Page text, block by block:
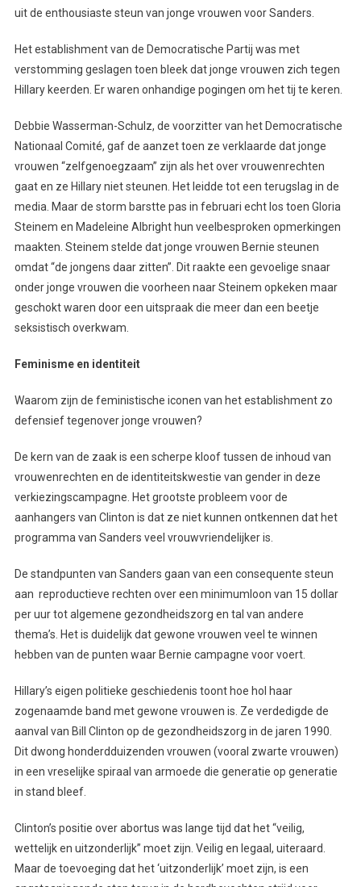
uit de enthousiaste steun van jonge vrouwen voor Sanders.
Het establishment van de Democratische Partij was met
verstomming geslagen toen bleek dat jonge vrouwen zich tegen
Hillary keerden. Er waren onhandige pogingen om het tij te keren.
Debbie Wasserman-Schulz, de voorzitter van het Democratische
Nationaal Comité, gaf de aanzet toen ze verklaarde dat jonge
vrouwen “zelfgenoegzaam” zijn als het over vrouwenrechten
gaat en ze Hillary niet steunen. Het leidde tot een terugslag in de
media. Maar de storm barstte pas in februari echt los toen Gloria
Steinem en Madeleine Albright hun veelbesproken opmerkingen
maakten. Steinem stelde dat jonge vrouwen Bernie steunen
omdat “de jongens daar zitten”. Dit raakte een gevoelige snaar
onder jonge vrouwen die voorheen naar Steinem opkeken maar
geschokt waren door een uitspraak die meer dan een beetje
seksistisch overkwam.
Feminisme en identiteit
Waarom zijn de feministische iconen van het establishment zo
defensief tegenover jonge vrouwen?
De kern van de zaak is een scherpe kloof tussen de inhoud van
vrouwenrechten en de identiteitskwestie van gender in deze
verkiezingscampagne. Het grootste probleem voor de
aanhangers van Clinton is dat ze niet kunnen ontkennen dat het
programma van Sanders veel vrouwvriendelijker is.
De standpunten van Sanders gaan van een consequente steun
aan reproductieve rechten over een minimumloon van 15 dollar
per uur tot algemene gezondheidszorg en tal van andere
thema’s. Het is duidelijk dat gewone vrouwen veel te winnen
hebben van de punten waar Bernie campagne voor voert.
Hillary’s eigen politieke geschiedenis toont hoe hol haar
zogenaamde band met gewone vrouwen is. Ze verdedigde de
aanval van Bill Clinton op de gezondheidszorg in de jaren 1990.
Dit dwong honderdduizenden vrouwen (vooral zwarte vrouwen)
in een vreselijke spiraal van armoede die generatie op generatie
in stand bleef.
Clinton’s positie over abortus was lange tijd dat het “veilig,
wettelijk en uitzonderlijk” moet zijn. Veilig en legaal, uiteraard.
Maar de toevoeging dat het ‘uitzonderlijk’ moet zijn, is een